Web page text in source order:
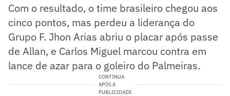
Com o resultado, o time brasileiro chegou aos
cinco pontos, mas perdeu a liderança do
Grupo F. Jhon Arias abriu o placar após passe
de Allan, e Carlos Miguel marcou contra em
lance de azar para o goleiro do Palmeiras.
CONTINUA
APÓS A
PUBLICIDADE